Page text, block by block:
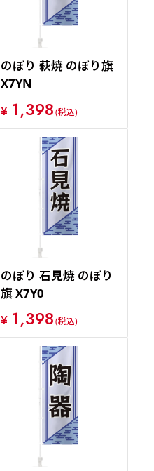
のぼり 萩焼 のぼり旗
X7YN
¥ 1,398(税込)
のぼり 石見焼 のぼり
旗 X7Y0
¥ 1,398(税込)